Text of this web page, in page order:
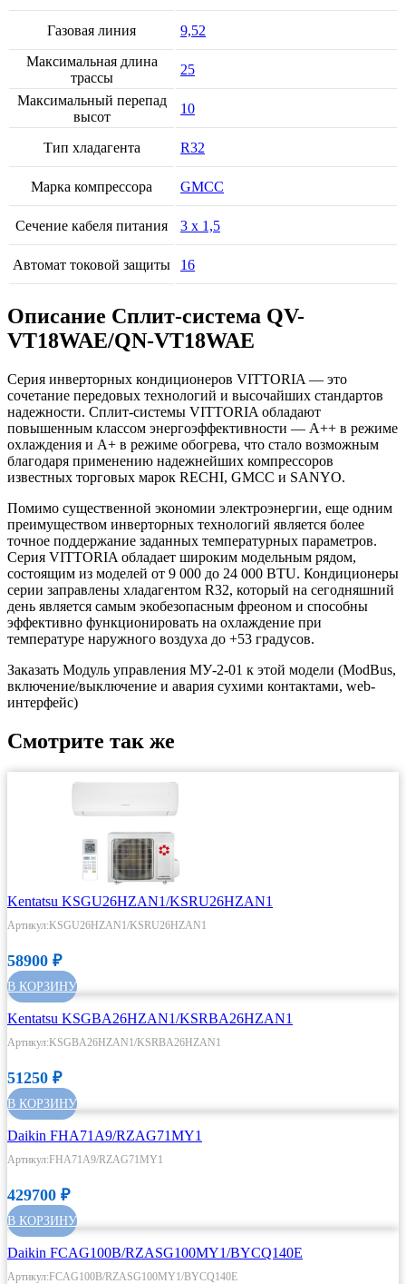
Газовая линия
9,52
Максимальная длина
трассы
25
Максимальный перепад
высот
10
Тип хладагента R32
Марка компрессора GMCC
Сечение кабеля питания 3 х 1,5
Автомат токовой защиты 16
Описание Сплит-система QV-
VT18WAE/QN-VT18WAE
Серия инверторных кондиционеров VITTORIA — это
сочетание передовых технологий и высочайших стандартов
надежности. Сплит-системы VITTORIA обладают
повышенным классом энергоэффективности — А++ в режиме
охлаждения и А+ в режиме обогрева, что стало возможным
благодаря применению надежнейших компрессоров
известных торговых марок RECHI, GMCC и SANYO.
Помимо существенной экономии электроэнергии, еще одним
преимуществом инверторных технологий является более
точное поддержание заданных температурных параметров.
Серия VITTORIA обладает широким модельным рядом,
состоящим из моделей от 9 000 до 24 000 BTU. Кондиционеры
серии заправлены хладагентом R32, который на сегодняшний
день является самым экобезопасным фреоном и способны
эффективно функционировать на охлаждение при
температуре наружного воздуха до +53 градусов.
Заказать Модуль управления МУ-2-01 к этой модели (ModBus,
включение/выключение и авария сухими контактами, web-
интерфейс)
Смотрите так же
Kentatsu KSGU26HZAN1/KSRU26HZAN1
Артикул:KSGU26HZAN1/KSRU26HZAN1
58900 ₽
В КОРЗИНУ
Kentatsu KSGBA26HZAN1/KSRBA26HZAN1
Артикул:KSGBA26HZAN1/KSRBA26HZAN1
51250 ₽
В КОРЗИНУ
Daikin FHA71A9/RZAG71MY1
Артикул:FHA71A9/RZAG71MY1
429700 ₽
В КОРЗИНУ
Daikin FCAG100B/RZASG100MY1/BYCQ140E
Артикул:FCAG100B/RZASG100MY1/BYCQ140E